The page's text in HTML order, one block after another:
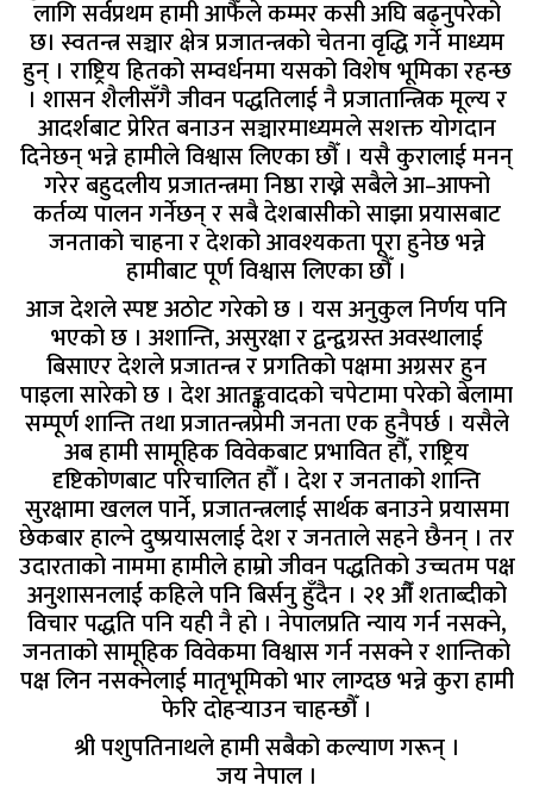
लागि सर्वप्रथम हामी आफैँले कम्मर कसी अघि बढ्नुपरेको
छ। स्वतन्त्र सञ्चार क्षेत्र प्रजातन्त्रको चेतना वृद्धि गर्ने माध्यम
हुन् । राष्ट्रिय हितको सम्वर्धनमा यसको विशेष भूमिका रहन्छ
। शासन शैलीसँगै जीवन पद्धतिलाई नै प्रजातान्त्रिक मूल्य र
आदर्शबाट प्रेरित बनाउन सञ्चारमाध्यमले सशक्त योगदान
दिनेछन् भन्ने हामीले विश्वास लिएका छौँ । यसै कुरालाई मनन्
गरेर बहुदलीय प्रजातन्त्रमा निष्ठा राख्ने सबैले आ–आफ्नो
कर्तव्य पालन गर्नेछन् र सबै देशबासीको साझा प्रयासबाट
जनताको चाहना र देशको आवश्यकता पूरा हुनेछ भन्ने
हामीबाट पूर्ण विश्वास लिएका छौँ ।
आज देशले स्पष्ट अठोट गरेको छ । यस अनुकुल निर्णय पनि
भएको छ । अशान्ति, असुरक्षा र द्वन्द्वग्रस्त अवस्थालाई
बिसाएर देशले प्रजातन्त्र र प्रगतिको पक्षमा अग्रसर हुन
पाइला सारेको छ । देश आतङ्कवादको चपेटामा परेको बेलामा
सम्पूर्ण शान्ति तथा प्रजातन्त्रप्रेमी जनता एक हुनैपर्छ । यसैले
अब हामी सामूहिक विवेकबाट प्रभावित हौँ, राष्ट्रिय
दृष्टिकोणबाट परिचालित हौँ । देश र जनताको शान्ति
सुरक्षामा खलल पार्ने, प्रजातन्त्रलाई सार्थक बनाउने प्रयासमा
छेकबार हाल्ने दुष्प्रयासलाई देश र जनताले सहने छैनन् । तर
उदारताको नाममा हामीले हाम्रो जीवन पद्धतिको उच्चतम पक्ष
अनुशासनलाई कहिले पनि बिर्सनु हुँदैन । २१ औँ शताब्दीको
विचार पद्धति पनि यही नै हो । नेपालप्रति न्याय गर्न नसक्ने,
जनताको सामूहिक विवेकमा विश्वास गर्न नसक्ने र शान्तिको
पक्ष लिन नसक्नेलाई मातृभूमिको भार लाग्दछ भन्ने कुरा हामी
फेरि दोहर्‍याउन चाहन्छौँ ।
श्री पशुपतिनाथले हामी सबैको कल्याण गरून् ।
जय नेपाल ।